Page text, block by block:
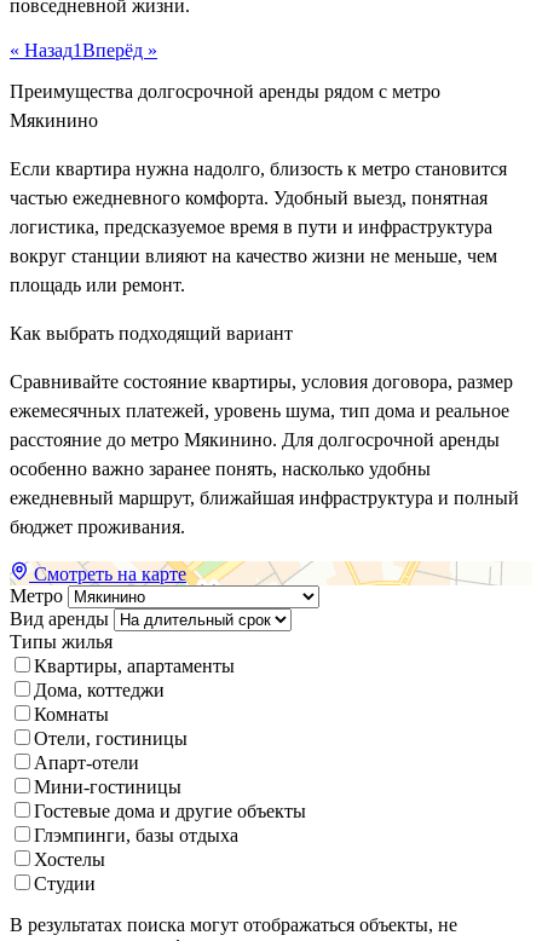
повседневной жизни.
« Назад1Вперёд »
Преимущества долгосрочной аренды рядом с метро
Мякинино
Если квартира нужна надолго, близость к метро становится
частью ежедневного комфорта. Удобный выезд, понятная
логистика, предсказуемое время в пути и инфраструктура
вокруг станции влияют на качество жизни не меньше, чем
площадь или ремонт.
Как выбрать подходящий вариант
Сравнивайте состояние квартиры, условия договора, размер
ежемесячных платежей, уровень шума, тип дома и реальное
расстояние до метро Мякинино. Для долгосрочной аренды
особенно важно заранее понять, насколько удобны
ежедневный маршрут, ближайшая инфраструктура и полный
бюджет проживания.
Смотреть на карте
Метро
Вид аренды
Типы жилья
Квартиры, апартаменты
Дома, коттеджи
Комнаты
Отели, гостиницы
Апарт-отели
Мини-гостиницы
Гостевые дома и другие объекты
Глэмпинги, базы отдыха
Хостелы
Студии
В результатах поиска могут отображаться объекты, не